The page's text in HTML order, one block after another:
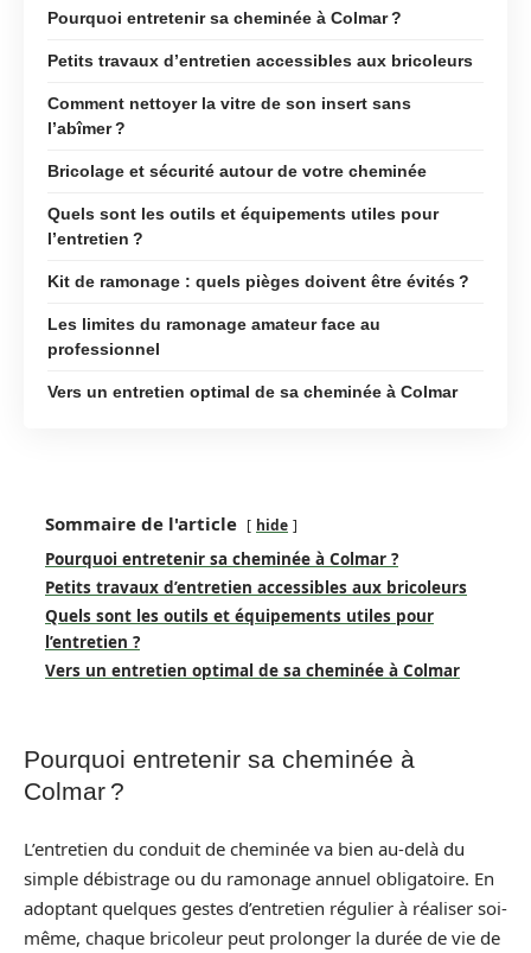
Pourquoi entretenir sa cheminée à Colmar ?
Petits travaux d’entretien accessibles aux bricoleurs
Comment nettoyer la vitre de son insert sans
l’abîmer ?
Bricolage et sécurité autour de votre cheminée
Quels sont les outils et équipements utiles pour
l’entretien ?
Kit de ramonage : quels pièges doivent être évités ?
Les limites du ramonage amateur face au
professionnel
Vers un entretien optimal de sa cheminée à Colmar
Sommaire de l'article hide
Pourquoi entretenir sa cheminée à Colmar ?
Petits travaux d’entretien accessibles aux bricoleurs
Quels sont les outils et équipements utiles pour
l’entretien ?
Vers un entretien optimal de sa cheminée à Colmar
Pourquoi entretenir sa cheminée à
Colmar ?
L’entretien du conduit de cheminée va bien au-delà du
simple débistrage ou du ramonage annuel obligatoire. En
adoptant quelques gestes d’entretien régulier à réaliser soi-
même, chaque bricoleur peut prolonger la durée de vie de